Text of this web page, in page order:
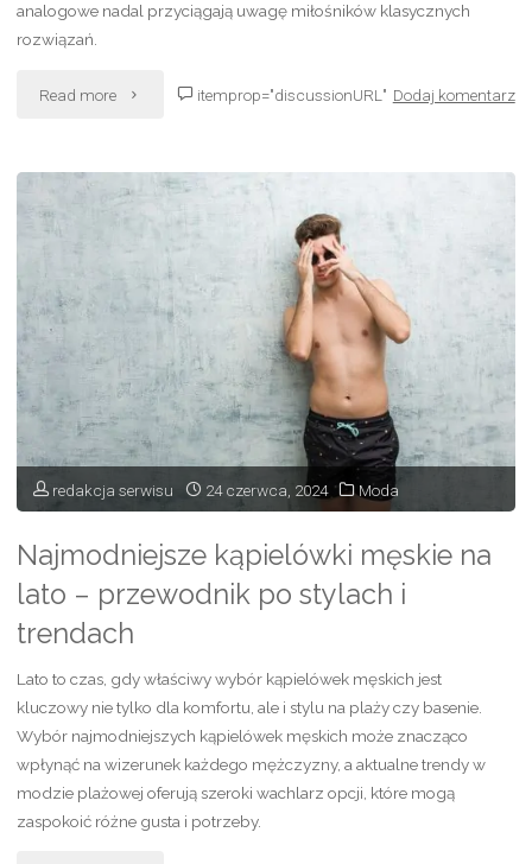
analogowe nadal przyciągają uwagę miłośników klasycznych
rozwiązań.
Read more "Zegarki
klasyka
elegancja
dzień"
itemprop="discussionURL" Dodaj komentarz
redakcja serwisu 24 czerwca, 2024 Moda
Najmodniejsze kąpielówki męskie na
lato – przewodnik po stylach i
trendach
Lato to czas, gdy właściwy wybór kąpielówek męskich jest
kluczowy nie tylko dla komfortu, ale i stylu na plaży czy basenie.
Wybór najmodniejszych kąpielówek męskich może znacząco
wpłynąć na wizerunek każdego mężczyzny, a aktualne trendy w
modzie plażowej oferują szeroki wachlarz opcji, które mogą
zaspokoić różne gusta i potrzeby.